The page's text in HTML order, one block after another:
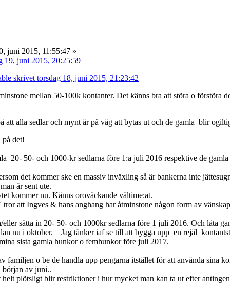
juni 2015, 11:55:47 »
19, juni 2015, 20:25:59
skrivet torsdag 18, juni 2015, 21:23:42
mellan 50-100k kontanter. Det känns bra att störa o förstöra
att alla sedlar och mynt är på väg att bytas ut och de gamla blir
det!
20- 50- och 1000-kr sedlarna före 1:a juli 2016 respektive de
det kommer ske en massiv inväxling så är bankerna inte
är sent ute.
kommer nu. Känns oroväckande vältime:at.
att Ingves & hans anghang har åtminstone någon form av
eller sätta in 20- 50- och 1000kr sedlarna före 1 juli 2016. Och låta
nu i oktober. Jag tänker iaf se till att bygga upp en rejäl
sista gamla hunkor o femhunkor före juli 2017.
familjen o be de handla upp pengarna itstället för att använda sina
början av juni..
plötsligt blir restriktioner i hur mycket man kan ta ut efter